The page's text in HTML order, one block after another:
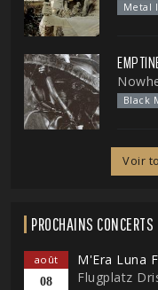
Metal
Black
Voir
PROCHAINS CONCERTS
août
08
M'Era Luna
Flugplatz